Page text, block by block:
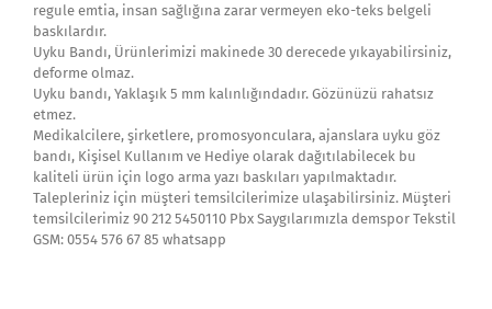
regule emtia, insan sağlığına zarar vermeyen eko-teks belgeli
baskılardır.
Uyku Bandı, Ürünlerimizi makinede 30 derecede yıkayabilirsiniz,
deforme olmaz.
Uyku bandı, Yaklaşık 5 mm kalınlığındadır. Gözünüzü rahatsız
etmez.
Medikalcilere, şirketlere, promosyonculara, ajanslara uyku göz
bandı, Kişisel Kullanım ve Hediye olarak dağıtılabilecek bu
kaliteli ürün için logo arma yazı baskıları yapılmaktadır.
Talepleriniz için müşteri temsilcilerimize ulaşabilirsiniz. Müşteri
temsilcilerimiz 90 212 5450110 Pbx Saygılarımızla demspor Tekstil
GSM: 0554 576 67 85 whatsapp